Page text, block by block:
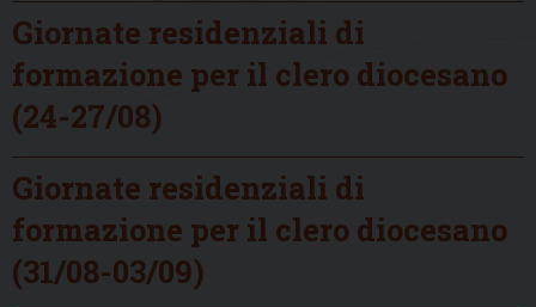
Giornate residenziali di
formazione per il clero diocesano
(24-27/08)
Giornate residenziali di
formazione per il clero diocesano
(31/08-03/09)